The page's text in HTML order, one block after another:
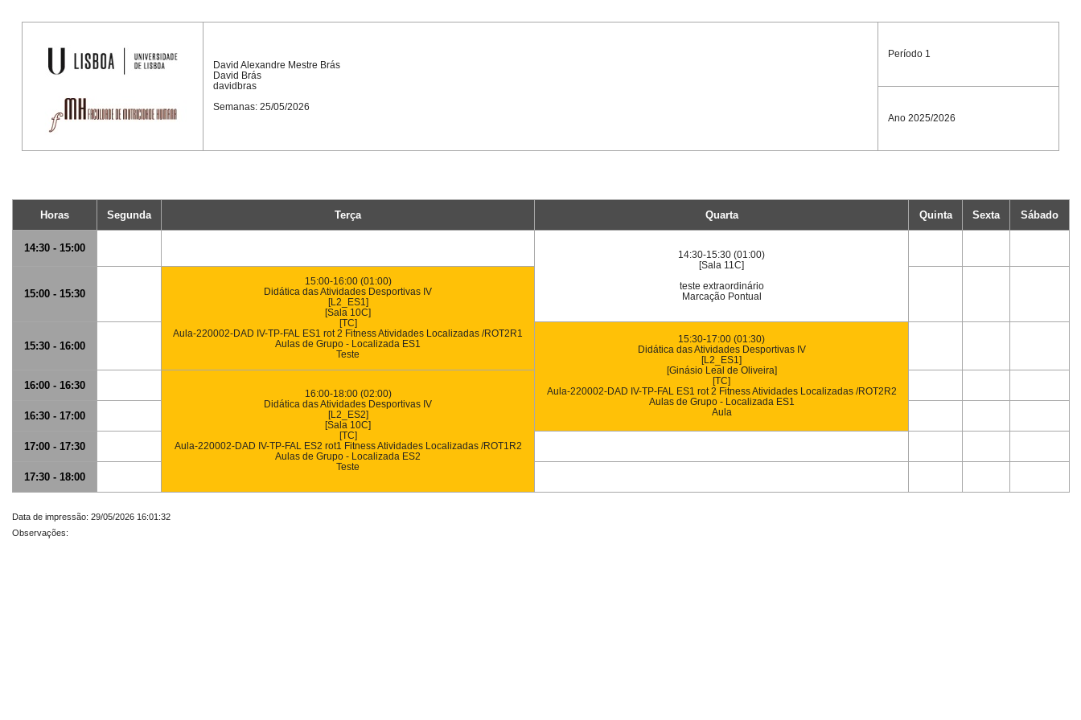
David Alexandre Mestre Brás
David Brás
davidbras
Semanas: 25/05/2026
Período 1
Ano 2025/2026
Horas Segunda Terça Quarta Quinta Sexta Sábado
14:30 - 15:00
14:30-15:30 (01:00)
[Sala 11C]
teste extraordinário
Marcação Pontual
15:00 - 15:30
15:00-16:00 (01:00)
Didática das Atividades Desportivas IV
[L2_ES1]
[Sala 10C]
[TC]
Aula-220002-DAD IV-TP-FAL ES1 rot 2 Fitness Atividades Localizadas /ROT2R1
Aulas de Grupo - Localizada ES1
Teste
15:30 - 16:00
15:30-17:00 (01:30)
Didática das Atividades Desportivas IV
[L2_ES1]
[Ginásio Leal de Oliveira]
[TC]
Aula-220002-DAD IV-TP-FAL ES1 rot 2 Fitness Atividades Localizadas /ROT2R2
Aulas de Grupo - Localizada ES1
Aula
16:00 - 16:30
16:00-18:00 (02:00)
Didática das Atividades Desportivas IV
[L2_ES2]
[Sala 10C]
[TC]
Aula-220002-DAD IV-TP-FAL ES2 rot1 Fitness Atividades Localizadas /ROT1R2
Aulas de Grupo - Localizada ES2
Teste
16:30 - 17:00
17:00 - 17:30
17:30 - 18:00
Data de impressão: 29/05/2026 16:01:32
Observações: